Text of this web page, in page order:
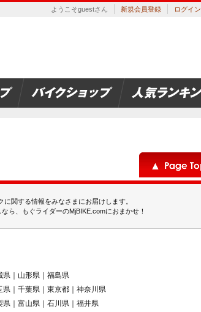
ようこそguestさん 新規会員登録 ログイン
関する情報をみなさまにお届けします。
ら、もぐライダーのMjBIKE.comにおまかせ！
県｜山形県｜福島県
県｜千葉県｜東京都｜神奈川県
県｜富山県｜石川県｜福井県